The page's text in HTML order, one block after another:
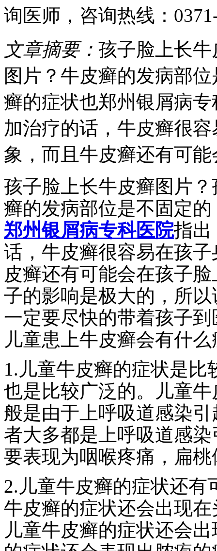
询医师 ，咨询热线：
文章摘要： 孩子脸上长
图片？牛皮癣的发病部
癣的症状也郑州银屑病
加治疗的话，牛皮癣很
象，而且牛皮癣还有可
孩子脸上长牛皮癣图片
癣的发病部位是不固定
郑州银屑病专科医院指出
话，牛皮癣很容易在孩
皮癣还有可能会在孩子
子的影响是极大的，所
一定要尽快的带着孩子
儿童患上牛皮癣会有什
1.儿童牛皮癣的症状是
也是比较广泛的。儿童
般是由于上呼吸道感染
者大多都是上呼吸道感
要表现为咽喉疼痛，扁
2.儿童牛皮癣的症状还
牛皮癣的症状还会出现
儿童牛皮癣的症状还会